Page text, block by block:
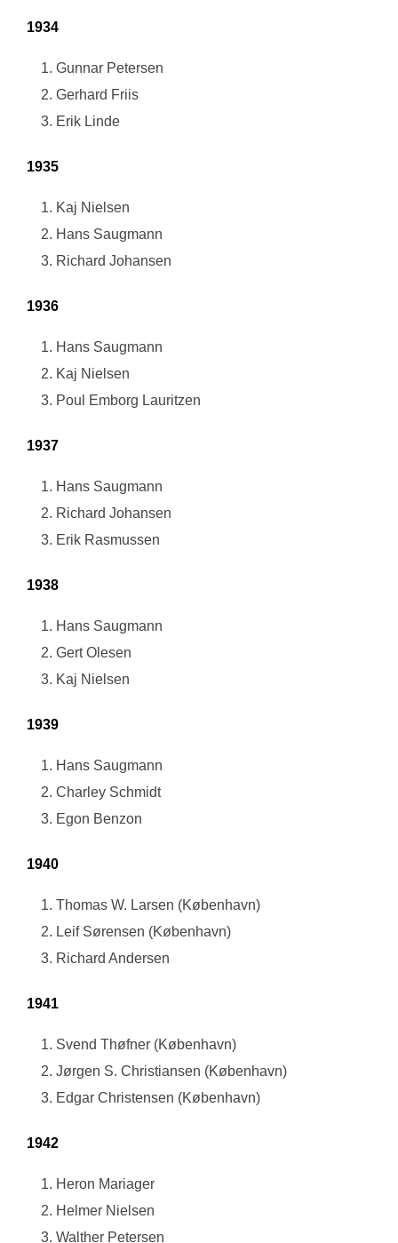
1934
Gunnar Petersen
Gerhard Friis
Erik Linde
1935
Kaj Nielsen
Hans Saugmann
Richard Johansen
1936
Hans Saugmann
Kaj Nielsen
Poul Emborg Lauritzen
1937
Hans Saugmann
Richard Johansen
Erik Rasmussen
1938
Hans Saugmann
Gert Olesen
Kaj Nielsen
1939
Hans Saugmann
Charley Schmidt
Egon Benzon
1940
Thomas W. Larsen (København)
Leif Sørensen (København)
Richard Andersen
1941
Svend Thøfner (København)
Jørgen S. Christiansen (København)
Edgar Christensen (København)
1942
Heron Mariager
Helmer Nielsen
Walther Petersen